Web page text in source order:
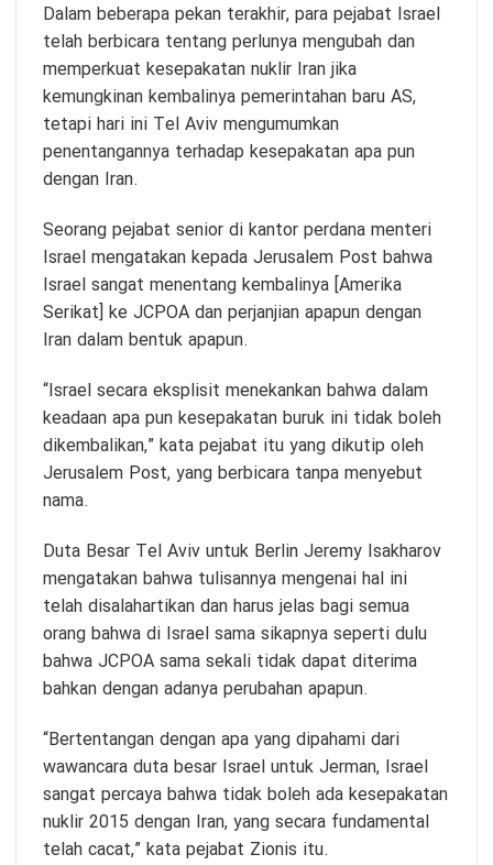
Dalam beberapa pekan terakhir, para pejabat Israel
telah berbicara tentang perlunya mengubah dan
memperkuat kesepakatan nuklir Iran jika
kemungkinan kembalinya pemerintahan baru AS,
tetapi hari ini Tel Aviv mengumumkan
penentangannya terhadap kesepakatan apa pun
dengan Iran.
Seorang pejabat senior di kantor perdana menteri
Israel mengatakan kepada Jerusalem Post bahwa
Israel sangat menentang kembalinya [Amerika
Serikat] ke JCPOA dan perjanjian apapun dengan
Iran dalam bentuk apapun.
“Israel secara eksplisit menekankan bahwa dalam
keadaan apa pun kesepakatan buruk ini tidak boleh
dikembalikan,” kata pejabat itu yang dikutip oleh
Jerusalem Post, yang berbicara tanpa menyebut
nama.
Duta Besar Tel Aviv untuk Berlin Jeremy Isakharov
mengatakan bahwa tulisannya mengenai hal ini
telah disalahartikan dan harus jelas bagi semua
orang bahwa di Israel sama sikapnya seperti dulu
bahwa JCPOA sama sekali tidak dapat diterima
bahkan dengan adanya perubahan apapun.
“Bertentangan dengan apa yang dipahami dari
wawancara duta besar Israel untuk Jerman, Israel
sangat percaya bahwa tidak boleh ada kesepakatan
nuklir 2015 dengan Iran, yang secara fundamental
telah cacat,” kata pejabat Zionis itu.